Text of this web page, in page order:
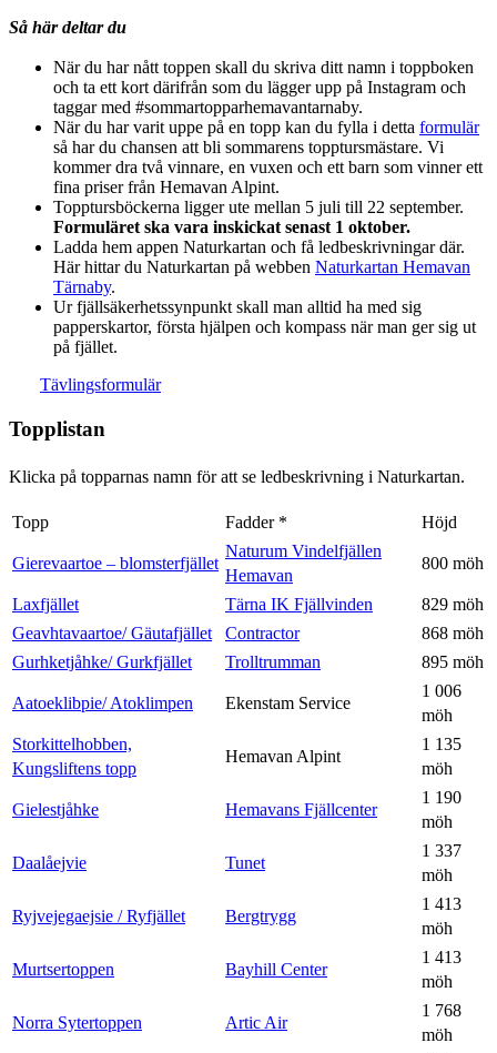
Så här deltar du
När du har nått toppen skall du skriva ditt namn i toppboken
och ta ett kort därifrån som du lägger upp på Instagram och
taggar med #sommartopparhemavantarnaby.
När du har varit uppe på en topp kan du fylla i detta formulär
så har du chansen att bli sommarens topptursmästare. Vi
kommer dra två vinnare, en vuxen och ett barn som vinner ett
fina priser från Hemavan Alpint.
Topptursböckerna ligger ute mellan 5 juli till 22 september.
Formuläret ska vara inskickat senast 1 oktober.
Ladda hem appen Naturkartan och få ledbeskrivningar där.
Här hittar du Naturkartan på webben Naturkartan Hemavan
Tärnaby.
Ur fjällsäkerhetssynpunkt skall man alltid ha med sig
papperskartor, första hjälpen och kompass när man ger sig ut
på fjället.
Tävlingsformulär
Topplistan
Klicka på topparnas namn för att se ledbeskrivning i Naturkartan.
Topp Fadder * Höjd
Gierevaartoe – blomsterfjället
Naturum Vindelfjällen
Hemavan
800 möh
Laxfjället Tärna IK Fjällvinden
829 möh
Geavhtavaartoe/ Gäutafjället
Contractor
868 möh
Gurhketjåhke/ Gurkfjället
Trolltrumman 895 möh
Aatoeklibpie/ Atoklimpen Ekenstam Service
1 006
möh
Storkittelhobben,
Kungsliftens topp
Hemavan Alpint
1 135
möh
Gielestjåhke Hemavans Fjällcenter
1 190
möh
Daalåejvie Tunet
1 337
möh
Ryjvejegaejsie / Ryfjället Bergtrygg
1 413
möh
Murtsertoppen Bayhill Center
1 413
möh
Norra Sytertoppen Artic Air
1 768
möh